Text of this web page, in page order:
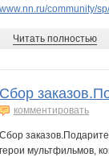
www.nn.ru/community/
Читать полностью
Сбор
комментировать
Сбор
герои мультфильмов,